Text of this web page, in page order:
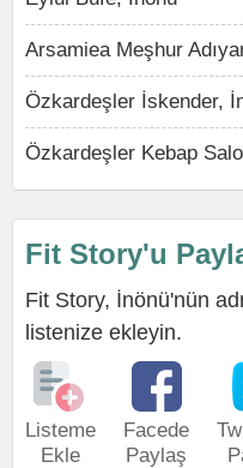
Arsamiea Meşhur
Özkardeşler İskender,
Özkardeşler Kebap
Fit Story'u
Fit Story, İnönü'nün
listenize ekleyin.
Listeme
Ekle
Facede
Paylaş